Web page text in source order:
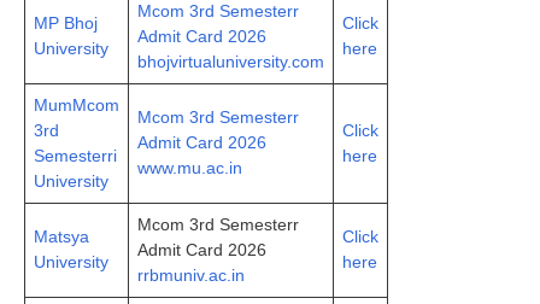
MP Bhoj
University
Mcom 3rd Semesterr
Admit Card 2026
bhojvirtualuniversity.com
Click
here
MumMcom
3rd
Semesterri
University
Mcom 3rd Semesterr
Admit Card 2026
www.mu.ac.in
Click
here
Matsya
University
Mcom 3rd Semesterr
Admit Card 2026
rrbmuniv.ac.in
Click
here